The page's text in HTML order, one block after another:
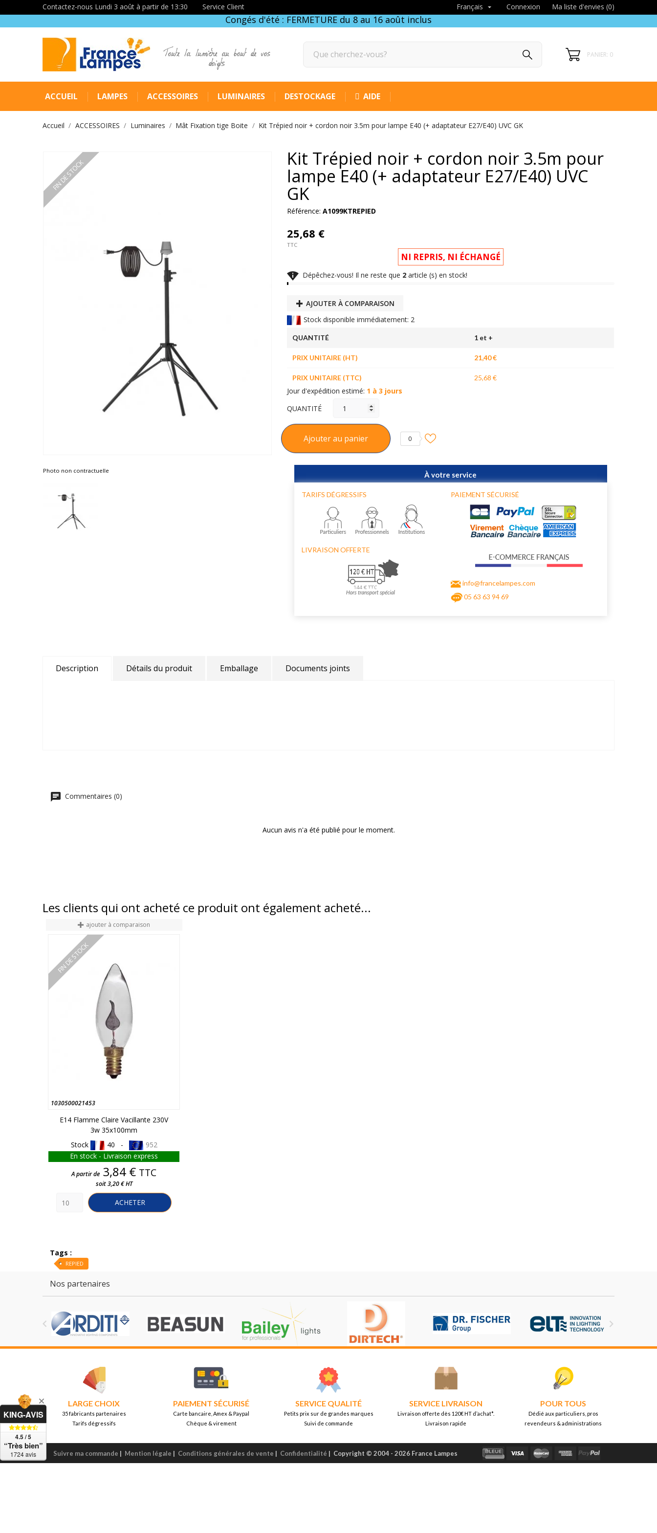
Contactez-nous Lundi 3 août à partir de 13:30 Service Client Français  Connexion Ma liste d'envies (0)
Congés d'été : FERMETURE du 8 au 16 août inclus
Toute la lumière au bout de vos
doigts PANIER: 0
ACCUEIL LAMPES ACCESSOIRES LUMINAIRES DESTOCKAGE AIDE
Accueil ACCESSOIRES Luminaires Mât Fixation tige Boite Kit Trépied noir + cordon noir 3.5m pour lampe E40 (+ adaptateur E27/E40) UVC GK
FIN DE STOCK
Photo non contractuelle
Kit Trépied noir + cordon noir 3.5m pour
lampe E40 (+ adaptateur E27/E40) UVC
GK
Référence: A1099KTREPIED
25,68 €
TTC
NI REPRIS, NI ÉCHANGÉ
 Dépêchez-vous! Il ne reste que 2 article (s) en stock!
AJOUTER À COMPARAISON
Stock disponible immédiatement: 2
QUANTITÉ 1 et +
PRIX UNITAIRE (HT) 21,40 €
PRIX UNITAIRE (TTC) 25,68 €
Jour d'expédition estimé: 1 à 3 jours
QUANTITÉ
Ajouter au panier 0
À votre service
TARIFS DÉGRESSIFS
LIVRAISON OFFERTE
PAIEMENT SÉCURISÉ
info@francelampes.com
05 63 63 94 69
Description Détails du produit Emballage Documents joints
Commentaires (0)
Aucun avis n'a été publié pour le moment.
Les clients qui ont acheté ce produit ont également acheté...
ajouter à comparaison
1030500021453
FIN DE STOCK
E14 Flamme Claire Vacillante 230V
3w 35x100mm
Stock
40 -
952
En stock - Livraison express
Prix
A partir de 3,84 € TTC
soit 3,20 € HT
ACHETER
Tags :
REPIED
Nos partenaires
 
LARGE CHOIX
35 fabricants partenaires
Tarifs dégressifs
PAIEMENT SÉCURISÉ
Carte bancaire, Amex & Paypal
Chèque & virement
SERVICE QUALITÉ
Petits prix sur de grandes marques
Suivi de commande
SERVICE LIVRAISON
Livraison offerte dès 120€ HT d’achat*.
Livraison rapide
POUR TOUS
Dédié aux particuliers, pros
revendeurs & administrations
Suivre ma commande | Mention légale | Conditions générales de vente | Confidentialité | Copyright © 2004 - 2026 France Lampes
KING-AVIS
4.5 / 5
“Très bien”
1724 avis